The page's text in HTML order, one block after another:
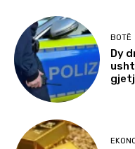
BOTË
Dy